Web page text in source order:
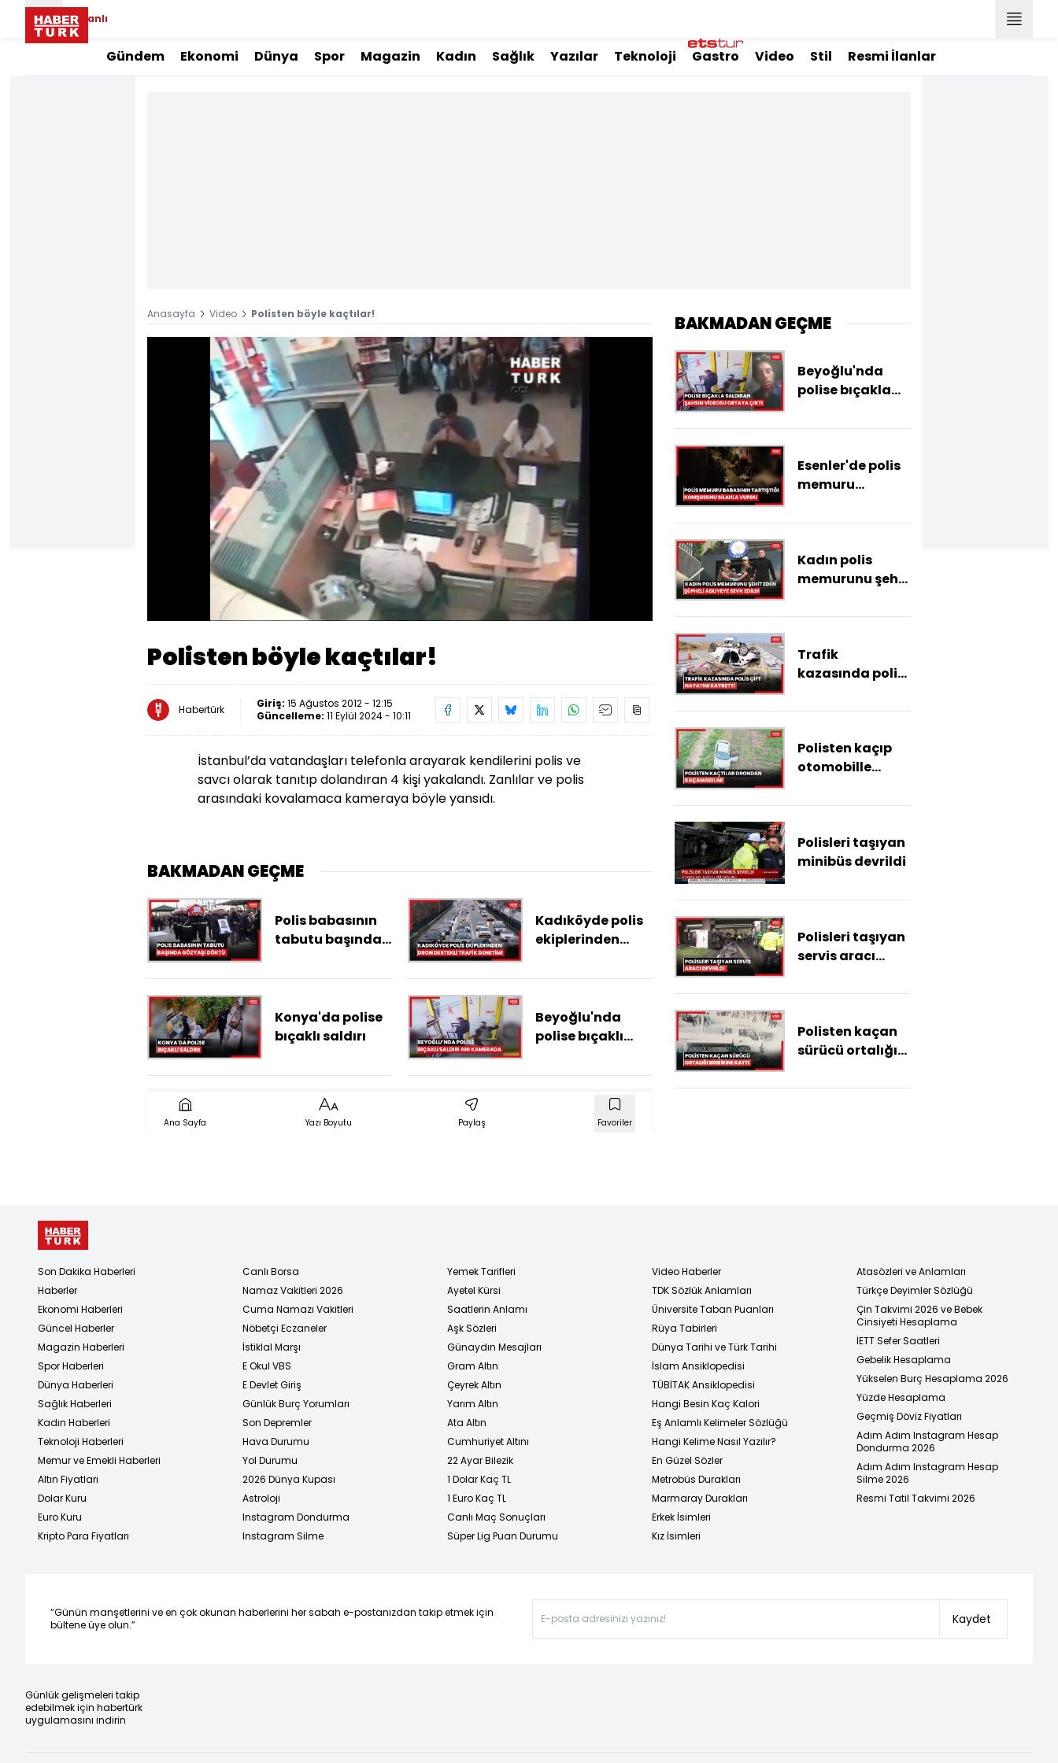
Canlı
Gündem Ekonomi Dünya Spor Magazin Kadın Sağlık Yazılar Teknoloji Gastro Video Stil Resmi İlanlar
Anasayfa Video Polisten böyle kaçtılar!
Aç
Yüklendi:
32.70%
Hızı
Polisten böyle kaçtılar!
Habertürk Giriş: 15 Ağustos 2012 - 12:15
Güncelleme: 11 Eylül 2024 - 10:11
İstanbul’da vatandaşları telefonla arayarak kendilerini polis ve
savcı olarak tanıtıp dolandıran 4 kişi yakalandı. Zanlılar ve polis
arasındaki kovalamaca kameraya böyle yansıdı.
BAKMADAN GEÇME
Polis babasının
tabutu başında
Kadıköyde polis
ekiplerinden
trafik denetimi
Konya'da polise
bıçaklı saldırı
Beyoğlu'nda
polise bıçaklı
kamerada:
gözaltına alındı
Ana Sayfa Yazı Boyutu Paylaş Favoriler
BAKMADAN GEÇME
Beyoğlu'nda
polise bıçakla
videosu ortaya
düelloya davet
ediyorum
Esenler'de polis
memuru
tartıştığı
silahla vurdu
Kadın polis
memurunu şehit
adliyeye sevk
Trafik
kazasında polis
kaybetti, 2
yaralandı
Polisten kaçıp
otomobille
şüpheliler,
tespit edilip
yakalandı
Polisleri taşıyan
minibüs devrildi
Polisleri taşıyan
servis aracı
Polisten kaçan
sürücü ortalığı
Son Dakika Haberleri
Haberler
Ekonomi Haberleri
Güncel Haberler
Magazin Haberleri
Spor Haberleri
Dünya Haberleri
Sağlık Haberleri
Kadın Haberleri
Teknoloji Haberleri
Memur ve Emekli Haberleri
Altın Fiyatları
Dolar Kuru
Euro Kuru
Kripto Para Fiyatları
Canlı Borsa
Namaz Vakitleri 2026
Cuma Namazı Vakitleri
Nöbetçi Eczaneler
İstiklal Marşı
E Okul VBS
E Devlet Giriş
Günlük Burç Yorumları
Son Depremler
Hava Durumu
Yol Durumu
2026 Dünya Kupası
Astroloji
Instagram Dondurma
Instagram Silme
Yemek Tarifleri
Ayetel Kürsi
Saatlerin Anlamı
Aşk Sözleri
Günaydın Mesajları
Gram Altın
Çeyrek Altın
Yarım Altın
Ata Altın
Cumhuriyet Altını
22 Ayar Bilezik
1 Dolar Kaç TL
1 Euro Kaç TL
Canlı Maç Sonuçları
Süper Lig Puan Durumu
Video Haberler
TDK Sözlük Anlamları
Üniversite Taban Puanları
Rüya Tabirleri
Dünya Tarihi ve Türk Tarihi
İslam Ansiklopedisi
TÜBİTAK Ansiklopedisi
Hangi Besin Kaç Kalori
Eş Anlamlı Kelimeler Sözlüğü
Hangi Kelime Nasıl Yazılır?
En Güzel Sözler
Metrobüs Durakları
Marmaray Durakları
Erkek İsimleri
Kız İsimleri
Atasözleri ve Anlamları
Türkçe Deyimler Sözlüğü
Çin Takvimi 2026 ve Bebek
Cinsiyeti Hesaplama
İETT Sefer Saatleri
Gebelik Hesaplama
Yükselen Burç Hesaplama 2026
Yüzde Hesaplama
Geçmiş Döviz Fiyatları
Adım Adım Instagram Hesap
Dondurma 2026
Adım Adım Instagram Hesap
Silme 2026
Resmi Tatil Takvimi 2026
“Günün manşetlerini ve en çok okunan haberlerini her sabah e-postanızdan takip etmek için
bültene üye olun.”
Kaydet
Günlük gelişmeleri takip
edebilmek için habertürk
uygulamasını indirin